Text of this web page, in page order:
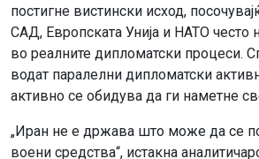
постигне вистински исход,
САД, Европската Унија и НАТО често
во реалните дипломатски процеси.
водат паралелни дипломатски
активно се обидува да ги наметне
„Иран не е држава што може да се
воени средства“, истакна